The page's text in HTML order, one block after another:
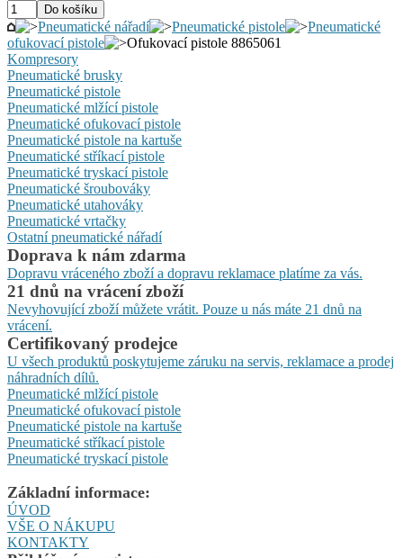
Pneumatické nářadí Pneumatické pistole
Pneumatické
ofukovací pistole
Ofukovací pistole 8865061
Kompresory
Pneumatické brusky
Pneumatické pistole
Pneumatické mlžící pistole
Pneumatické ofukovací pistole
Pneumatické pistole na kartuše
Pneumatické stříkací pistole
Pneumatické tryskací pistole
Pneumatické šroubováky
Pneumatické utahováky
Pneumatické vrtačky
Ostatní pneumatické nářadí
Doprava k nám zdarma
Dopravu vráceného zboží a dopravu reklamace platíme za vás.
21 dnů na vrácení zboží
Nevyhovující zboží můžete vrátit. Pouze u nás máte 21 dnů na
vrácení.
Certifikovaný prodejce
U všech produktů poskytujeme záruku na servis, reklamace a prodej
náhradních dílů.
Pneumatické mlžící pistole
Pneumatické ofukovací pistole
Pneumatické pistole na kartuše
Pneumatické stříkací pistole
Pneumatické tryskací pistole
Základní informace:
ÚVOD
VŠE O NÁKUPU
KONTAKTY